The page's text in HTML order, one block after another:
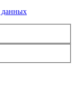
данных